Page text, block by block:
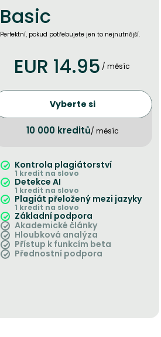
Basic
Perfektní, pokud potřebujete jen to nejnutnější.
EUR 14.95 / měsíc
Vyberte si
10 000 kreditů/ měsíc
Kontrola plagiátorství
1 kredit na slovo
Detekce AI
1 kredit na slovo
Plagiát přeložený mezi jazyky
1 kredit na slovo
Základní podpora
Akademické články
Hloubková analýza
Přístup k funkcím beta
Přednostní podpora